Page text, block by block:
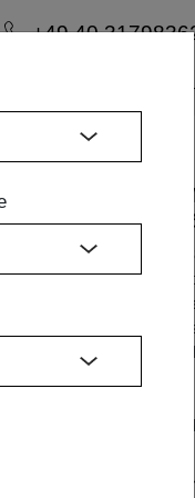
Mehr
+49 40
H
Maße:
BIO-